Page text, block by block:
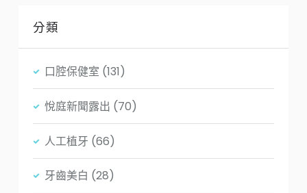
分類
口腔保健室 (131)
悅庭新聞露出 (70)
人工植牙 (66)
牙齒美白 (28)